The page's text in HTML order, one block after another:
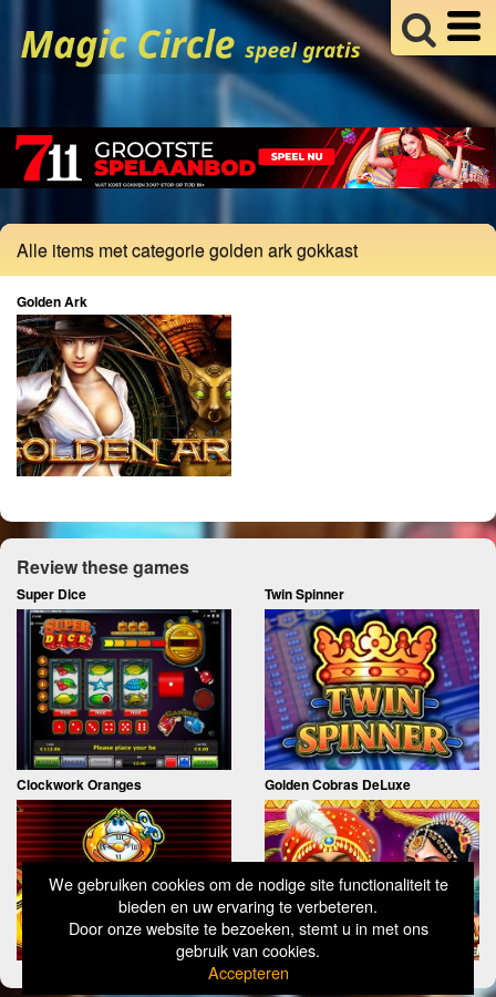
We gebruiken cookies om de nodige site functionaliteit te
bieden en uw ervaring te verbeteren.
Door onze website te bezoeken, stemt u in met ons
gebruik van cookies.
Accepteren
Alle items met categorie golden ark gokkast
Golden Ark
Review these games
Super Dice Twin Spinner
Clockwork Oranges Golden Cobras DeLuxe